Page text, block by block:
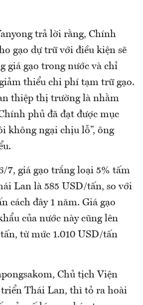
trả lời rằng, Chính
gạo dự trữ với điều kiện sẽ
giá gạo trong nước và chỉ
thiểu chi phí tạm trữ gạo.
thiệp thị trường là nhằm
phủ đã đạt được mục
không ngại chịu lỗ”, ông
7, giá gạo trắng loại 5% tấm
Lan là 585 USD/tấn, so với
cách đây 1 năm. Giá gạo
của nước này cũng lên
từ mức 1.010 USD/tấn
Chủ tịch Viện
Thái Lan, thì tỏ ra hoài